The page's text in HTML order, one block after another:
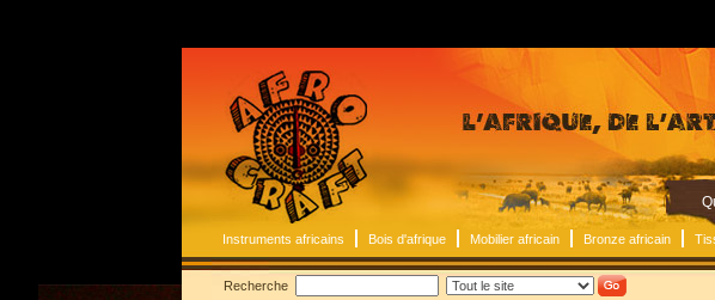
Instruments africains Bois d'afrique Mobilier africain Bronze africain
Recherche